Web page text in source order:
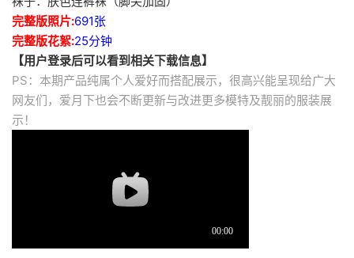
完整版照片:691张
完整版花絮:25分钟
【用户登录后可以看到相关下载信息】
PS：本期产品纯属个人爱好而搭配展示，很高兴能呈现给广大
网友们，爱月下也会不断更新与改进更多模特及靓丽的服装展
示！